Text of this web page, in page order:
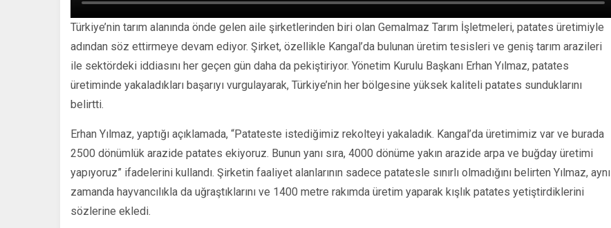
Türkiye’nin tarım alanında önde gelen aile şirketlerinden biri olan Gemalmaz Tarım İşletmeleri, patates üretimiyle
adından söz ettirmeye devam ediyor. Şirket, özellikle Kangal’da bulunan üretim tesisleri ve geniş tarım arazileri
ile sektördeki iddiasını her geçen gün daha da pekiştiriyor. Yönetim Kurulu Başkanı Erhan Yılmaz, patates
üretiminde yakaladıkları başarıyı vurgulayarak, Türkiye’nin her bölgesine yüksek kaliteli patates sunduklarını
belirtti.
Erhan Yılmaz, yaptığı açıklamada, “Patateste istediğimiz rekolteyi yakaladık. Kangal’da üretimimiz var ve burada
2500 dönümlük arazide patates ekiyoruz. Bunun yanı sıra, 4000 dönüme yakın arazide arpa ve buğday üretimi
yapıyoruz” ifadelerini kullandı. Şirketin faaliyet alanlarının sadece patatesle sınırlı olmadığını belirten Yılmaz, aynı
zamanda hayvancılıkla da uğraştıklarını ve 1400 metre rakımda üretim yaparak kışlık patates yetiştirdiklerini
sözlerine ekledi.